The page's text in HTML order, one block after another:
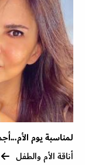
لمناسبة يوم
أناقة الأم والطفل